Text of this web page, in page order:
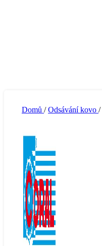
Domů / Odsávání kovo /